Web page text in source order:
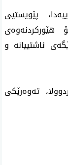
پێویستیی
هێورکردنەوەی
ئاشتییانە و
ته‌وه‌رێکی